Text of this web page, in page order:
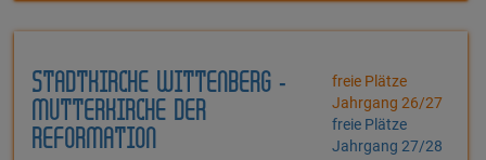
STADTKIRCHE WITTENBERG -
MUTTERKIRCHE DER
REFORMATION
freie Plätze
Jahrgang 26/27
freie Plätze
Jahrgang 27/28